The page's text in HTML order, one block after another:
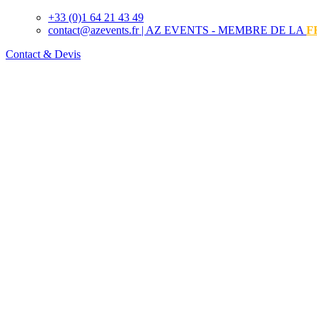
+33 (0)1 64 21 43 49
contact@azevents.fr | AZ EVENTS - MEMBRE DE LA
Contact & Devis